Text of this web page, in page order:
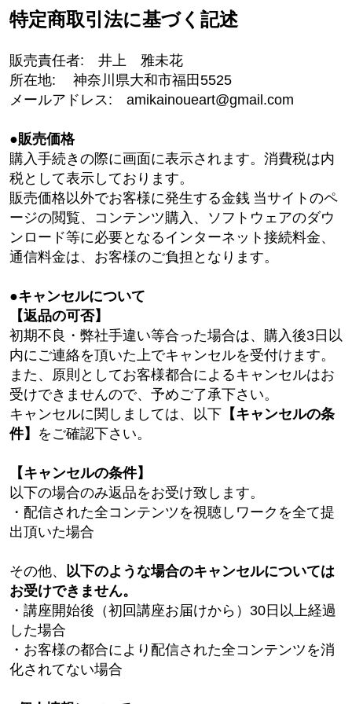
特定商取引法に基づく記述
販売責任者: 井上 雅未花
所在地:
神奈川県大和市福田5525
メールアドレス: amikainoueart@gmail.com
●販売価格
購入手続きの際に画面に表示されます。消費税は内
税として表示しております。
販売価格以外でお客様に発生する金銭 当サイトのペ
ージの閲覧、コンテンツ購入、ソフトウェアのダウ
ンロード等に必要となるインターネット接続料金、
通信料金は、お客様のご負担となります。
●キャンセルについて
【返品の可否】
初期不良・弊社手違い等合った場合は、購入後3 日以
内にご連絡を頂いた上でキャンセルを受付けます。
また、原則としてお客様都合によるキャンセルはお
受けできませんので、予めご了承下さい。
キャンセルに関しましては、以下 【キャンセルの条
件】 をご確認下さい。
【キャンセルの条件】
以下の場合のみ返品をお受け致します。
・配信された全コンテンツを視聴しワークを全て提
出頂いた場合
その他、 以下のような場合のキャンセルについては
お受けできません。
・講座開始後（初回講座お届けから）30 日以上経過
した場合
・お客様の都合により配信された全コンテンツを消
化されてない場合